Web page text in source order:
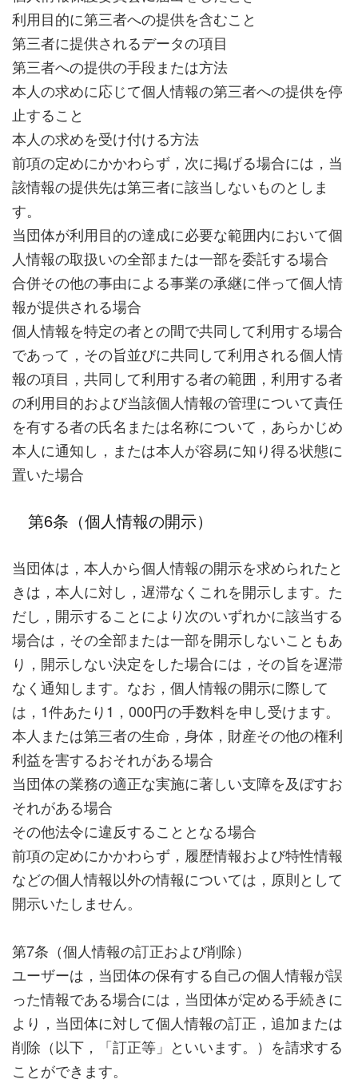
利用目的に第三者への提供を含むこと
第三者に提供されるデータの項目
第三者への提供の手段または方法
本人の求めに応じて個人情報の第三者への提供を停
止すること
本人の求めを受け付ける方法
前項の定めにかかわらず，次に掲げる場合には，当
該情報の提供先は第三者に該当しないものとしま
す。
当団体が利用目的の達成に必要な範囲内において個
人情報の取扱いの全部または一部を委託する場合
合併その他の事由による事業の承継に伴って個人情
報が提供される場合
個人情報を特定の者との間で共同して利用する場合
であって，その旨並びに共同して利用される個人情
報の項目，共同して利用する者の範囲，利用する者
の利用目的および当該個人情報の管理について責任
を有する者の氏名または名称について，あらかじめ
本人に通知し，または本人が容易に知り得る状態に
置いた場合
第6条（個人情報の開示）
当団体は，本人から個人情報の開示を求められたと
きは，本人に対し，遅滞なくこれを開示します。た
だし，開示することにより次のいずれかに該当する
場合は，その全部または一部を開示しないこともあ
り，開示しない決定をした場合には，その旨を遅滞
なく通知します。なお，個人情報の開示に際して
は，1件あたり1，000円の手数料を申し受けます。
本人または第三者の生命，身体，財産その他の権利
利益を害するおそれがある場合
当団体の業務の適正な実施に著しい支障を及ぼすお
それがある場合
その他法令に違反することとなる場合
前項の定めにかかわらず，履歴情報および特性情報
などの個人情報以外の情報については，原則として
開示いたしません。
第7条（個人情報の訂正および削除）
ユーザーは，当団体の保有する自己の個人情報が誤
った情報である場合には，当団体が定める手続きに
より，当団体に対して個人情報の訂正，追加または
削除（以下，「訂正等」といいます。）を請求する
ことができます。